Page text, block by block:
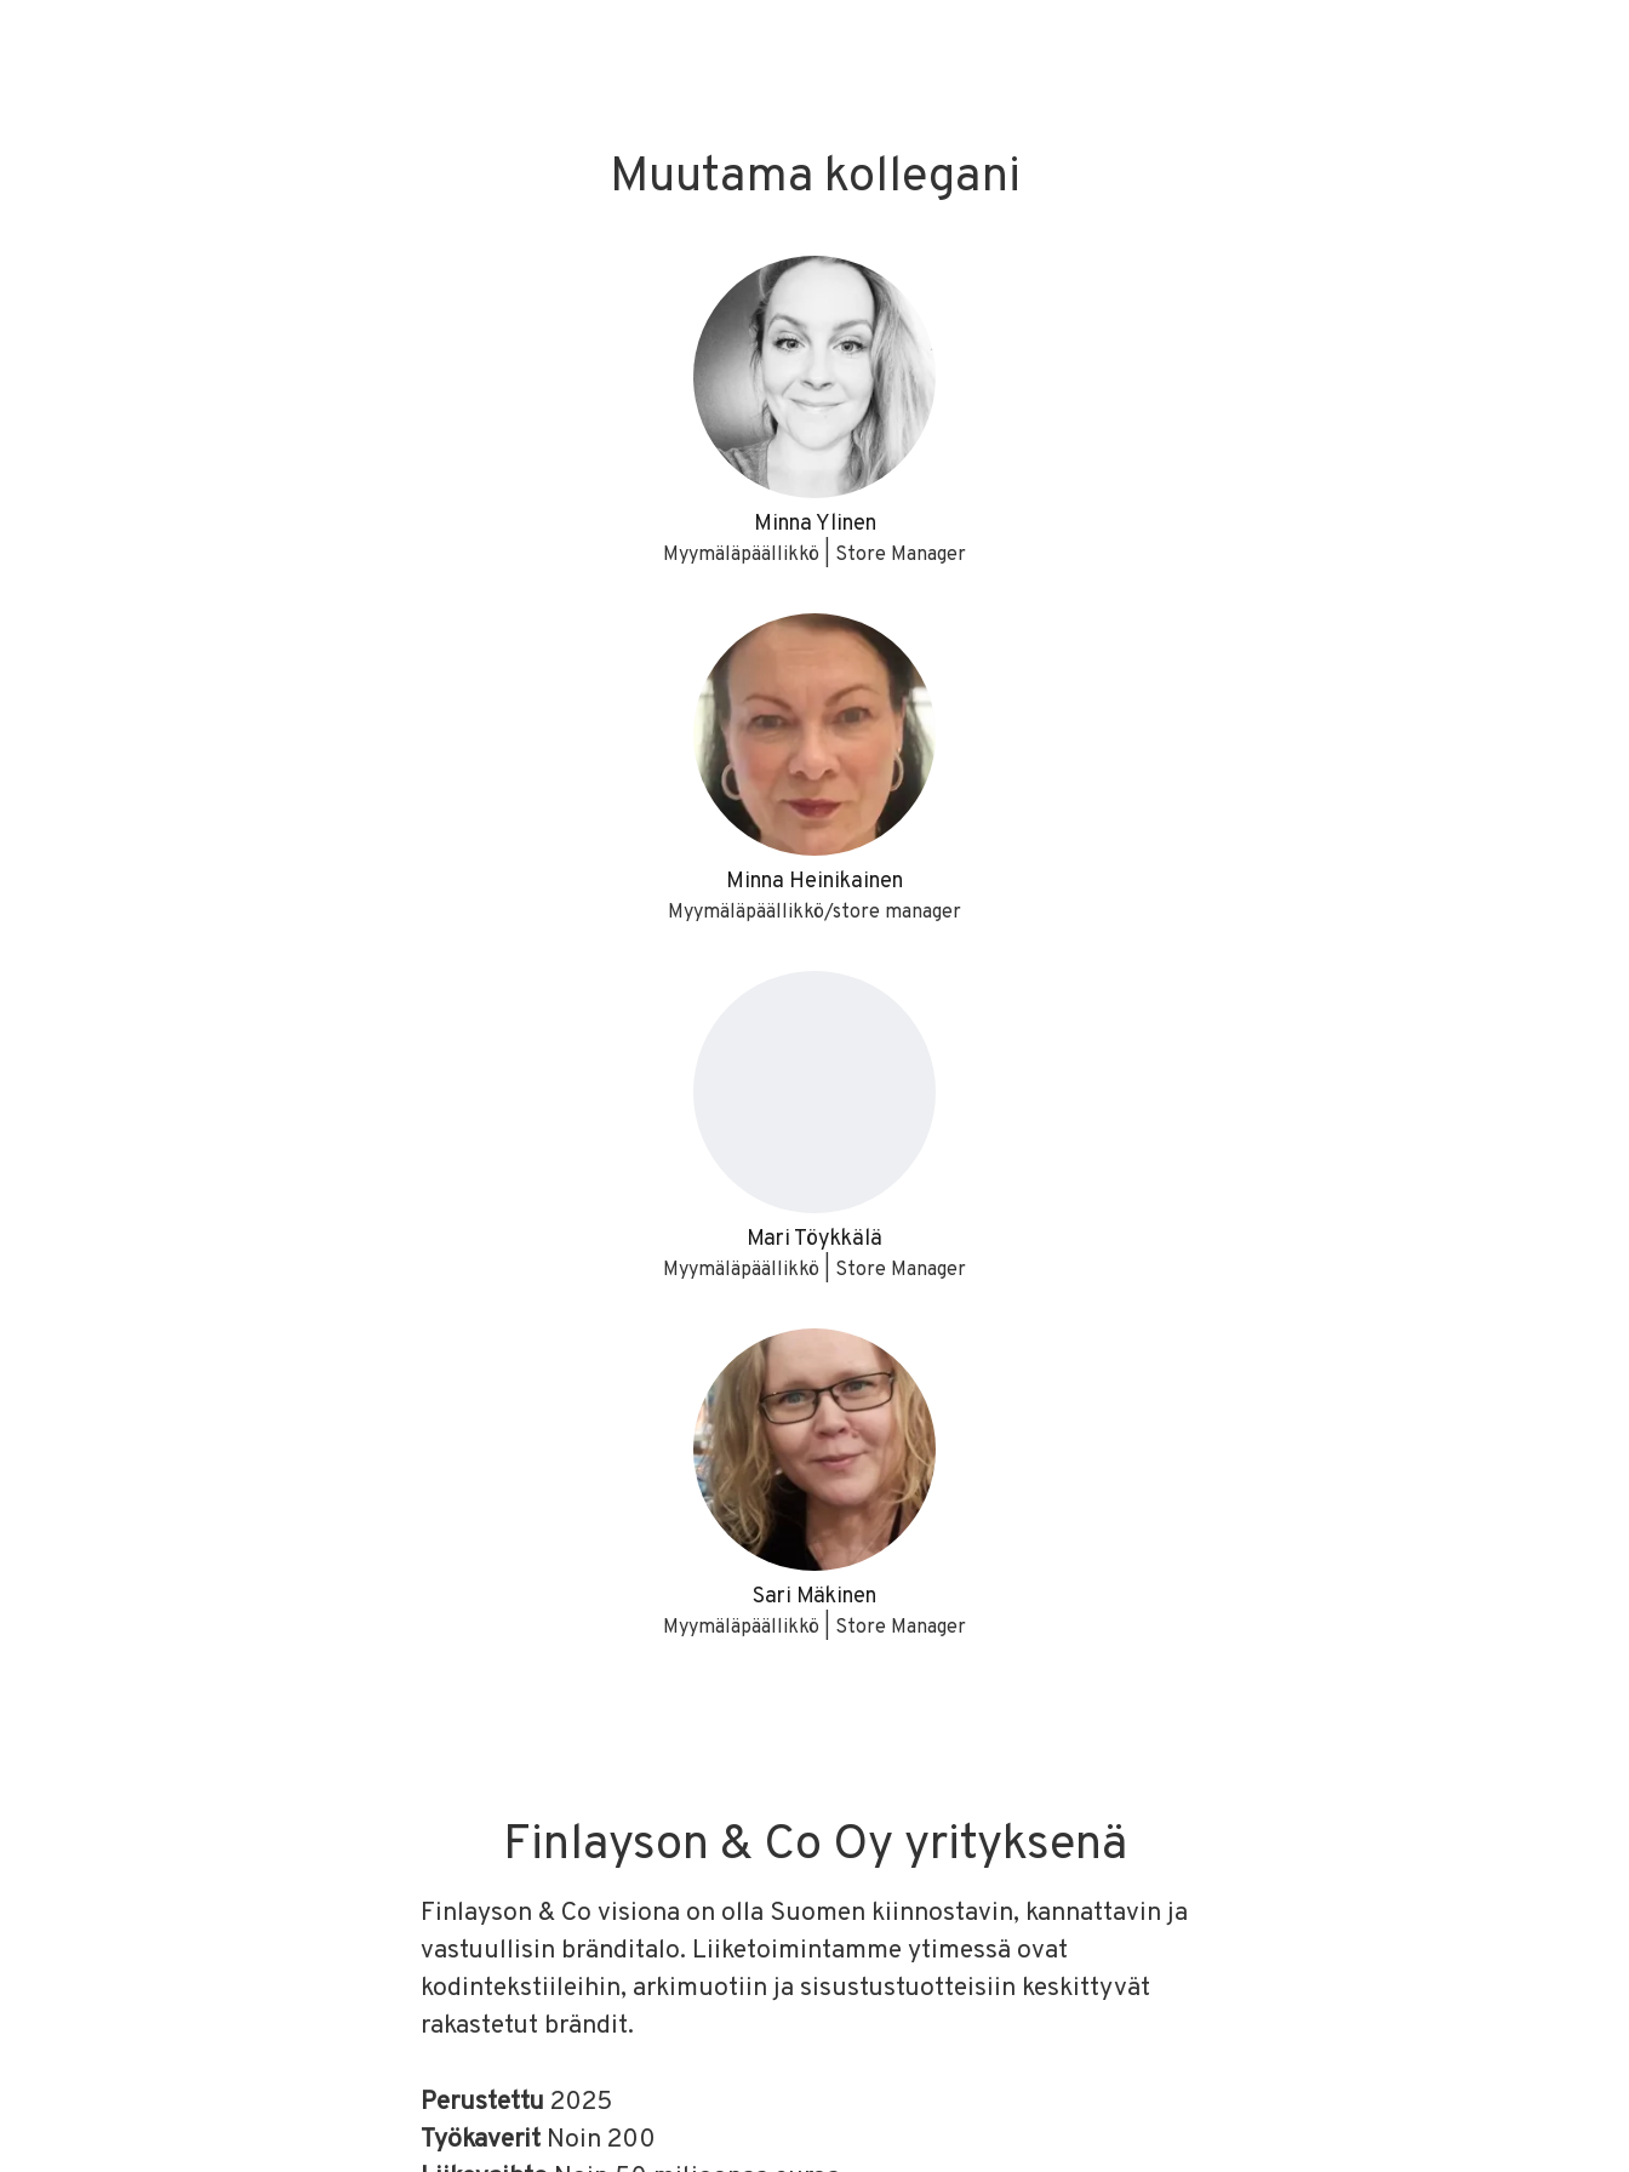
Muutama kollegani
Minna Ylinen
Myymäläpäällikkö | Store Manager
Minna Heinikainen
Myymäläpäällikkö/store manager
Mari Töykkälä
Myymäläpäällikkö | Store Manager
Sari Mäkinen
Myymäläpäällikkö | Store Manager
Finlayson & Co Oy yrityksenä
Finlayson & Co visiona on olla Suomen kiinnostavin, kannattavin ja
vastuullisin bränditalo. Liiketoimintamme ytimessä ovat
kodintekstiileihin, arkimuotiin ja sisustustuotteisiin keskittyvät
rakastetut brändit.
Perustettu 2025
Työkaverit Noin 200